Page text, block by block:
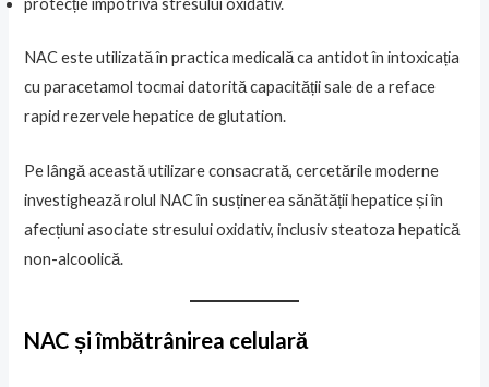
protecție împotriva stresului oxidativ.
NAC este utilizată în practica medicală ca antidot în intoxicația
cu paracetamol tocmai datorită capacității sale de a reface
rapid rezervele hepatice de glutation.
Pe lângă această utilizare consacrată, cercetările moderne
investighează rolul NAC în susținerea sănătății hepatice și în
afecțiuni asociate stresului oxidativ, inclusiv steatoza hepatică
non-alcoolică.
NAC și îmbătrânirea celulară